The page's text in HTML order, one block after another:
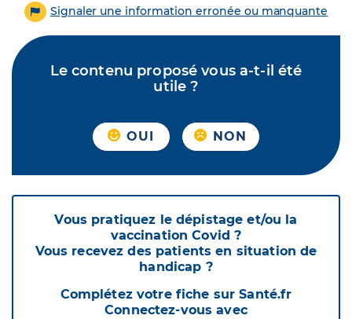
Signaler une information erronée ou manquante
Le contenu proposé vous a-t-il été
utile ?
OUI NON
Vous pratiquez le dépistage et/ou la
vaccination Covid ?
Vous recevez des patients en situation de
handicap ?
Complétez votre fiche sur Santé.fr
Connectez-vous avec